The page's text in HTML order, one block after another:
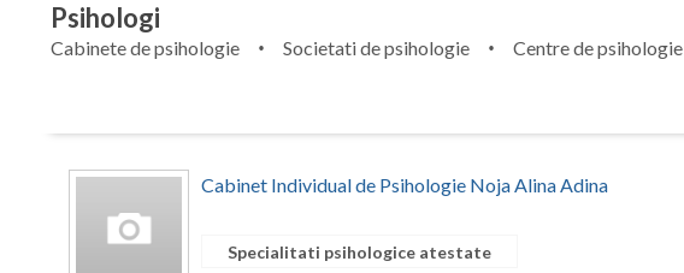
Psihologi
Cabinete de psihologie Societati de psihologie Centre de psihologie
Cabinet Individual de Psihologie Noja Alina Adina
Specialitati psihologice atestate